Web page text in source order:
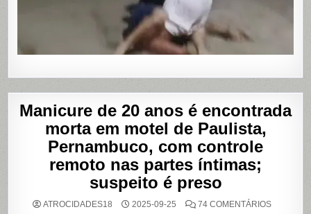
Manicure de 20 anos é encontrada
morta em motel de Paulista,
Pernambuco, com controle
remoto nas partes íntimas;
suspeito é preso
ATROCIDADES18 2025-09-25 74 COMENTÁRIOSEM